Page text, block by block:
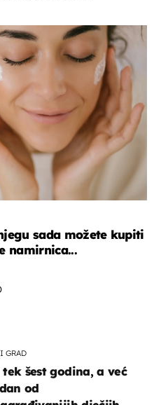
sada možete kupiti
namirnica...
GRAD
šest godina, a već
od